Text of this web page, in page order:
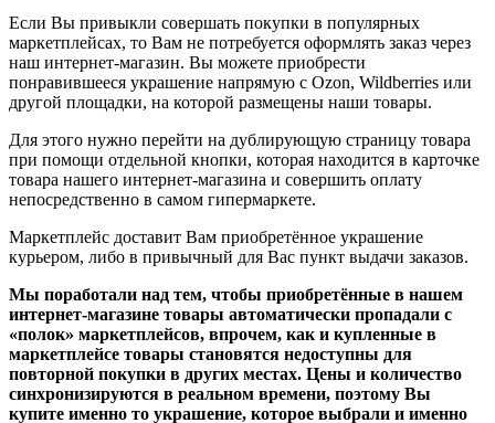
Если Вы привыкли совершать покупки в популярных
маркетплейсах, то Вам не потребуется оформлять заказ через
наш интернет-магазин. Вы можете приобрести
понравившееся украшение напрямую с Ozon, Wildberries или
другой площадки, на которой размещены наши товары.
Для этого нужно перейти на дублирующую страницу товара
при помощи отдельной кнопки, которая находится в карточке
товара нашего интернет-магазина и совершить оплату
непосредственно в самом гипермаркете.
Маркетплейс доставит Вам приобретённое украшение
курьером, либо в привычный для Вас пункт выдачи заказов.
Мы поработали над тем, чтобы приобретённые в нашем
интернет-магазине товары автоматически пропадали с
«полок» маркетплейсов, впрочем, как и купленные в
маркетплейсе товары становятся недоступны для
повторной покупки в других местах. Цены и количество
синхронизируются в реальном времени, поэтому Вы
купите именно то украшение, которое выбрали и именно